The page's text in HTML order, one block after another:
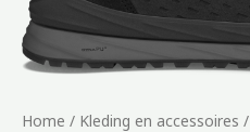
Home / Kleding en accessoires /